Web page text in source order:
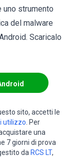
uno strumento
del malware
Scaricalo
sito, accetti le
utilizzo . Per
una
7 giorni di prova
da RCS LT,